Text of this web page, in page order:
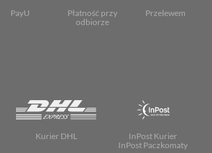
PayU
Płatność przy
odbiorze
Przelewem
Kurier DHL
InPost Kurier
InPost Paczkomaty